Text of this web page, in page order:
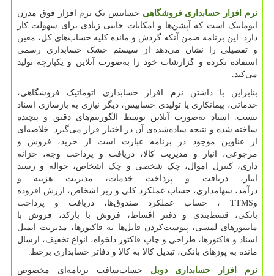
نرم افزار حسابداری فروشگاهی حسابیس یک نرم افزار فوق مدرن
اتوماتیک است که آپشن‌ها و امکانات جانبی زیادی برای سهولت کار
دارد. این برنامه ضمن آنکه گردش و مانده کلیه‌ حساب‌های کل، معین
و تفصیلی را نشان می‌دهد از سیستم خشک حسابداری رسمی
استفاده نکرده و گزارشات خود را به‌صورت آنلاین و یکپارچه تولید
می‌کند.
بنابراین با داشتن نرم افزار حسابداری اتوماتیک فروشگاهی،
خدماتی، پیمانکاری یا تولیدی حسابیس، دیگر نیازی به بازسازی اسناد
نیست. اسناد به‌صورت آنلاین توسط الگوریتم‌های دقیق و پیچیده
ساخته شده و نتیجه ساده‌شده‌ی آن در اختیار قرار می‌گیرد. خلاصه‌ای
از عناوین موجود در برنامه عبارت است از خرید، فروش و
مرجوعی، انبار و مدیریت کالا، دریافت و پرداخت وجه، خزانه
داری، کنترل اموال، چک شخصی و چک اشخاص، حواله و رسید
انبار، دریافت و پرداخت خدمات، مدیریت هزینه و
درآمد، سهامداری، حساب عملکرد کلی و ریز اشخاص، ارزش افزوده
وTTMS ، حساب عملکرد صندوق‌ها، دریافت و پرداخت
بانکی، قسط‌بندی و دفتر اقساط، فروش با بارکد، فروش با
مانیتورهای لمسی، پیوست‌کردن فایل‌ها به فاکتورها، مدیریت ایمیل
اسناد و فاکتورها، طراحی و چاپ فاکتور دلخواه، انواع تخفیف، ارسال
مانده به پوزهای بانکی، تبدیل کالا به کالا و دفاتر حسابداری برخط.
نرم افزار حسابداری دوبل حساب‌سافت برنامه‌ای مخصوص